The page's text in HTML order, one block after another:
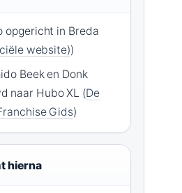
opgericht in Breda
website))
Beek en Donk
naar Hubo XL (De
Gids)
hierna